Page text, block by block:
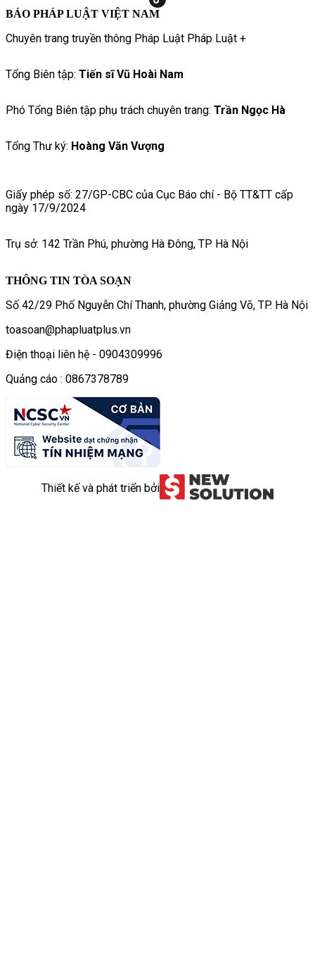
BÁO PHÁP LUẬT VIỆT NAM
Chuyên trang truyền thông Pháp Luật Pháp Luật +
Tổng Biên tập: Tiến sĩ Vũ Hoài Nam
Phó Tổng Biên tập phụ trách chuyên trang: Trần Ngọc Hà
Tổng Thư ký: Hoàng Văn Vượng
Giấy phép số: 27/GP-CBC của Cục Báo chí - Bộ TT&TT cấp
ngày 17/9/2024
Trụ sở: 142 Trần Phú, phường Hà Đông, TP Hà Nội
THÔNG TIN TÒA SOẠN
Số 42/29 Phố Nguyễn Chí Thanh, phường Giảng Võ, TP. Hà Nội
toasoan@phapluatplus.vn
Điện thoại liên hệ - 0904309996
Quảng cáo : 0867378789
Thiết kế và phát triển bởi